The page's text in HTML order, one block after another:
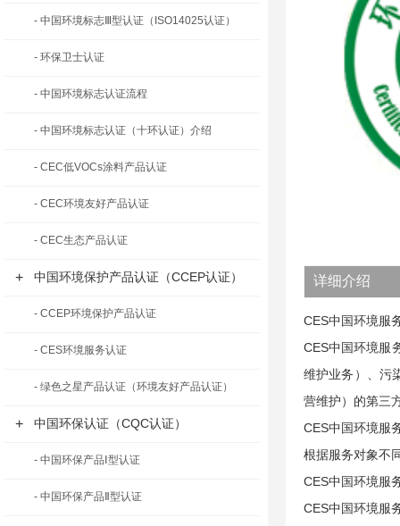
- 中国环境标志Ⅲ型认证（ISO14025认证）
- 环保卫士认证
- 中国环境标志认证流程
- 中国环境标志认证（十环认证）介绍
- CEC低VOCs涂料产品认证
- CEC环境友好产品认证
- CEC生态产品认证
+ 中国环境保护产品认证（CCEP认证）
- CCEP环境保护产品认证
- CES环境服务认证
- 绿色之星产品认证（环境友好产品认证）
+ 中国环保认证（CQC认证）
- 中国环保产品Ⅰ型认证
- 中国环保产品Ⅱ型认证
详细介绍
CES中国环境服
CES中国环境服
维护业务）、污
营维护）的第三
CES中国环境服
根据服务对象不
CES中国环境服
CES中国环境服